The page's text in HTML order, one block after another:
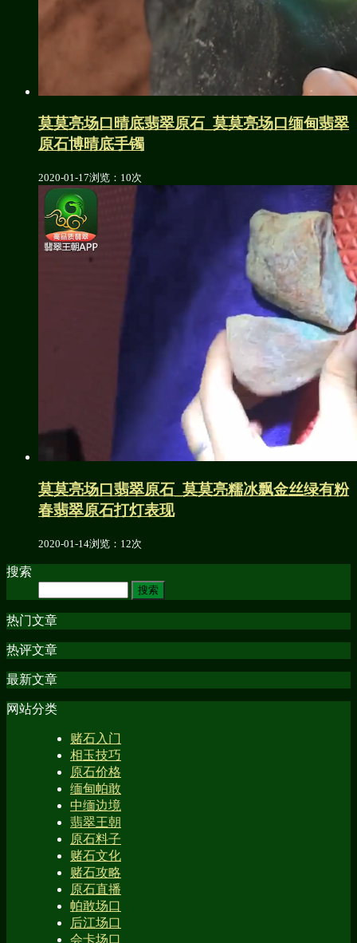
莫莫亮场口晴底翡翠原石_莫莫亮场口缅甸翡翠
原石博晴底手镯
2020-01-17浏览：10次
莫莫亮场口翡翠原石_莫莫亮糯冰飘金丝绿有粉
春翡翠原石打灯表现
2020-01-14浏览：12次
搜索
热门文章
热评文章
最新文章
网站分类
赌石入门
相玉技巧
原石价格
缅甸帕敢
中缅边境
翡翠王朝
原石料子
赌石文化
赌石攻略
原石直播
帕敢场口
后江场口
会卡场口